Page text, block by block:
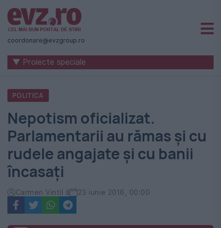
Știri
naționale
internaționale
România
-
Evenimentul
Zilei
coordonare@evzgroup.ro
▼ Proiecte speciale
POLITICA
Nepotism oficializat.
Parlamentarii au rămas și cu
rudele angajate și cu banii
încasați
Carmen Vintil ă 23 iunie 2016, 00:00